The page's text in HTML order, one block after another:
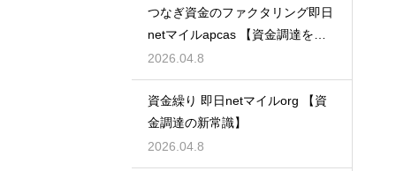
つなぎ資金のファクタリング即日
netマイルapcas 【資金調達を加
速させる】
2026.04.8
資金繰り 即日netマイルorg 【資
金調達の新常識】
2026.04.8